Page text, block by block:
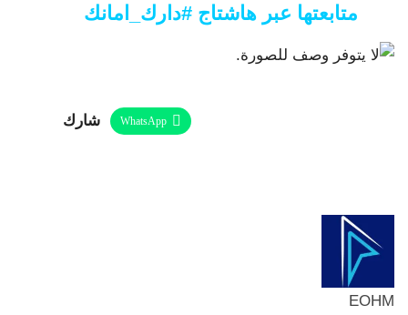
متابعتها عبر هاشتاج #دارك_امانك
شارك WhatsApp
EOHM